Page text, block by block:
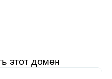
этот домен